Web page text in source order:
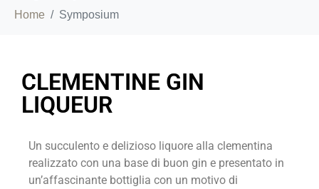
Home Symposium
CLEMENTINE GIN
LIQUEUR
Un succulento e delizioso liquore alla clementina
realizzato con una base di buon gin e presentato in
un’affascinante bottiglia con un motivo di